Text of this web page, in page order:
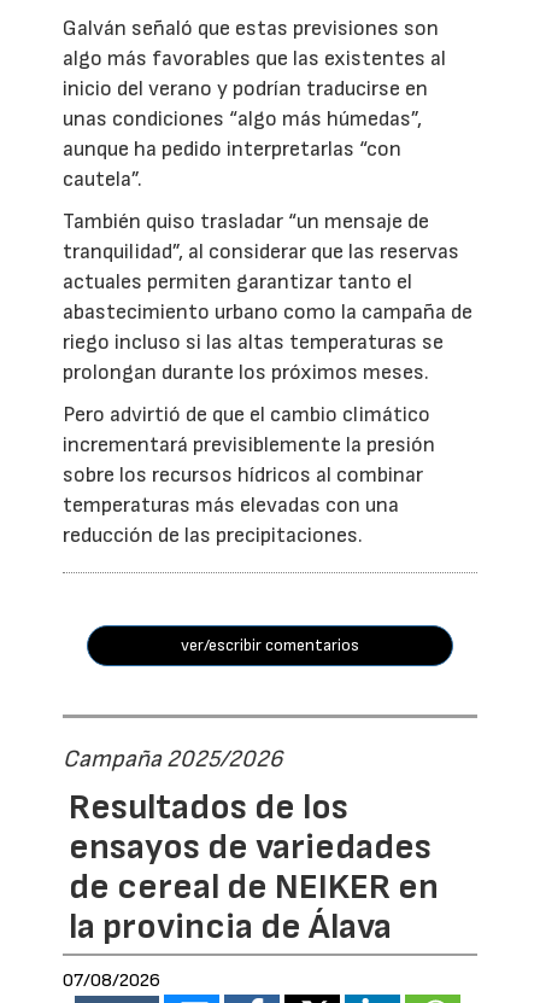
Galván señaló que estas previsiones son
algo más favorables que las existentes al
inicio del verano y podrían traducirse en
unas condiciones “algo más húmedas”,
aunque ha pedido interpretarlas “con
cautela”.
También quiso trasladar “un mensaje de
tranquilidad”, al considerar que las reservas
actuales permiten garantizar tanto el
abastecimiento urbano como la campaña de
riego incluso si las altas temperaturas se
prolongan durante los próximos meses.
Pero advirtió de que el cambio climático
incrementará previsiblemente la presión
sobre los recursos hídricos al combinar
temperaturas más elevadas con una
reducción de las precipitaciones.
ver/escribir comentarios
Campaña 2025/2026
Resultados de los
ensayos de variedades
de cereal de NEIKER en
la provincia de Álava
07/08/2026